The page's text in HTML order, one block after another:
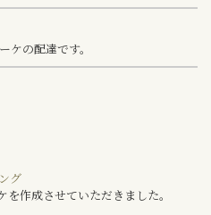
ケの配達です。
グ
作成させていただきました。